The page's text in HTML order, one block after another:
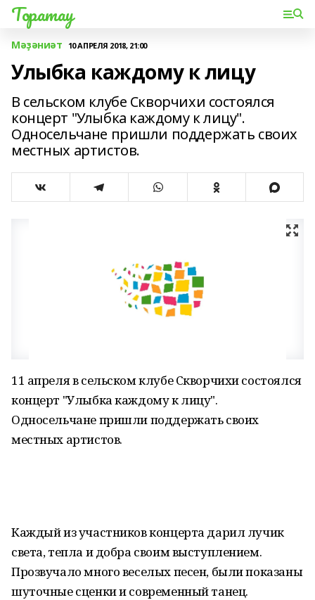
Торатау
Мәҙәниәт 10 АПРЕЛЯ 2018, 21:00
Улыбка каждому к лицу
В сельском клубе Скворчихи состоялся
концерт "Улыбка каждому к лицу".
Односельчане пришли поддержать своих
местных артистов.
11 апреля в сельском клубе Скворчихи состоялся
концерт "Улыбка каждому к лицу".
Односельчане пришли поддержать своих
местных артистов.
Каждый из участников концерта дарил лучик
света, тепла и добра своим выступлением.
Прозвучало много веселых песен, были показаны
шуточные сценки и современный танец.